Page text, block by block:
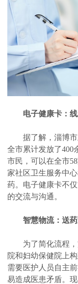
电子健康卡：
据了解，淄博市
全市累计发放了400
市民，可以在全市
家社区卫生服务中
药。电子健康卡不
的交流与沟通。
智慧物流：送
为了简化流程，
院和妇幼保健院上
需要医护人员自主
易造成医患矛盾。